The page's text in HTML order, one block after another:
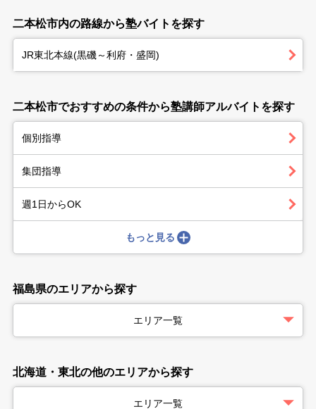
二本松市内の路線から塾バイトを探す
JR東北本線(黒磯～利府・盛岡)
二本松市でおすすめの条件から塾講師アルバイトを探す
個別指導
集団指導
週1日からOK
もっと見る
福島県のエリアから探す
エリア一覧
北海道・東北の他のエリアから探す
エリア一覧